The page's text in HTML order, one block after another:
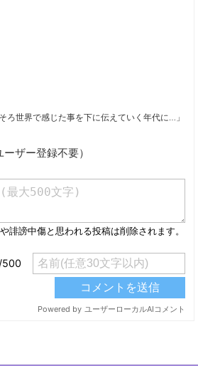
ろ世界で感じた事を下に伝えていく年代に…」
ザー登録不要）